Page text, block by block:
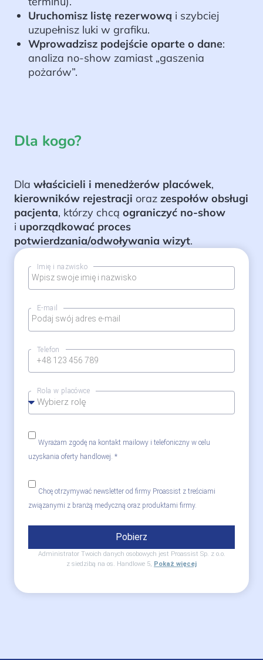
Imię i nazwisko
E-mail
Telefon
Rola w placówce
Wyrażam zgodę na kontakt mailowy i telefoniczny w celu
uzyskania oferty handlowej. *
Chcę otrzymywać newsletter od firmy Proassist z treściami
związanymi z branżą medyczną oraz produktami firmy.
Pobierz
Administrator Twoich danych osobowych jest Proassist Sp. z o.o.
z siedzibą na os. Handlowe 5, Pokaż więcej
Uruchomisz listę rezerwową i szybciej
uzupełnisz luki w grafiku.
Wprowadzisz podejście oparte o dane:
analiza no-show zamiast „gaszenia
pożarów”.
Dla kogo?
Dla właścicieli i menedżerów placówek,
kierowników rejestracji oraz zespołów obsługi
pacjenta, którzy chcą ograniczyć no-show
i uporządkować proces
potwierdzania/odwoływania wizyt.